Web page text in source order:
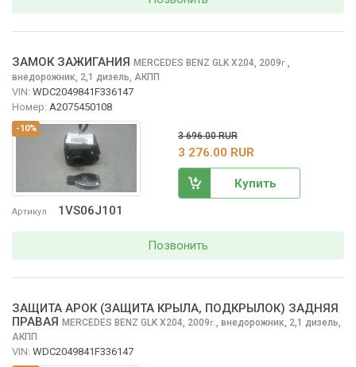
-10%
Артикул 1VS06J101
ЗАМОК ЗАЖИГАНИЯ MERCEDES BENZ GLK X204, 2009г.,
внедорожник, 2,1 дизель, АКПП
VIN: WDC2049841F336147
Номер: A2075450108
3 696.00 RUR
3 276.00 RUR
Купить
Позвонить
ЗАЩИТА АРОК (ЗАЩИТА КРЫЛА, ПОДКРЫЛОК) ЗАДНЯЯ
ПРАВАЯ MERCEDES BENZ GLK X204, 2009г., внедорожник, 2,1 дизель,
АКПП
VIN: WDC2049841F336147